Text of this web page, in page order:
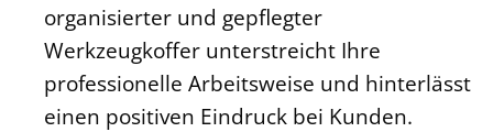
organisierter und gepflegter
Werkzeugkoffer unterstreicht Ihre
professionelle Arbeitsweise und hinterlässt
einen positiven Eindruck bei Kunden.